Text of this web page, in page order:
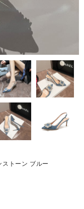
トーン ブルー